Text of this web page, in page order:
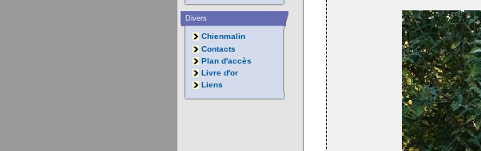
Divers
Chienmalin
Contacts
Plan d'accès
Livre d'or
Liens